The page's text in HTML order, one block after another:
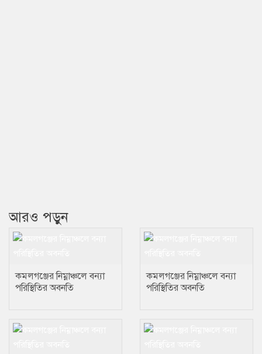
আরও পড়ুন
কমলগঞ্জের নিম্নাঞ্চলে বন্যা
পরিস্থিতির অবনতি
কমলগঞ্জের নিম্নাঞ্চলে বন্যা
পরিস্থিতির অবনতি